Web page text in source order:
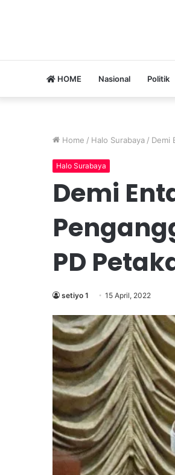
HOME Nasional Politik
Home / Halo Surabaya / Demi
Halo Surabaya
Demi
PD
setiyo 1 15 April, 2022